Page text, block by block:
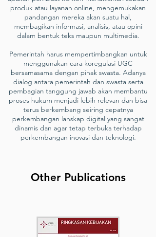
produk atau layanan online, mengemukakan
pandangan mereka akan suatu hal,
membagikan informasi, analisis, atau opini
dalam bentuk teks maupun multimedia.
Pemerintah harus mempertimbangkan untuk
menggunakan cara koregulasi UGC
bersamasama dengan pihak swasta. Adanya
dialog antara pemerintah dan swasta serta
pembagian tanggung jawab akan membantu
proses hukum menjadi lebih relevan dan bisa
terus berkembang seiring cepatnya
perkembangan lanskap digital yang sangat
dinamis dan agar tetap terbuka terhadap
perkembangan inovasi dan teknologi.
Other Publications